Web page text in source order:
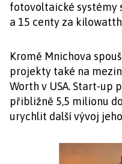
fotovoltaické systémy
a 15 centy za
Kromě Mnichova
projekty také na
Worth v USA. Start-up
přibližně 5,5 milionu
urychlit další vývoj